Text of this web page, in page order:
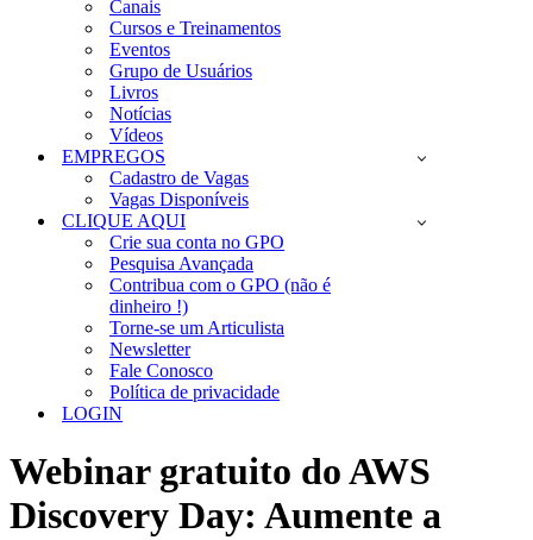
Canais
Cursos e Treinamentos
Eventos
Grupo de Usuários
Livros
Notícias
Vídeos
EMPREGOS
Cadastro de Vagas
Vagas Disponíveis
CLIQUE AQUI
Crie sua conta no GPO
Pesquisa Avançada
Contribua com o GPO (não é
dinheiro !)
Torne-se um Articulista
Newsletter
Fale Conosco
Política de privacidade
LOGIN
Webinar gratuito do AWS
Discovery Day: Aumente a